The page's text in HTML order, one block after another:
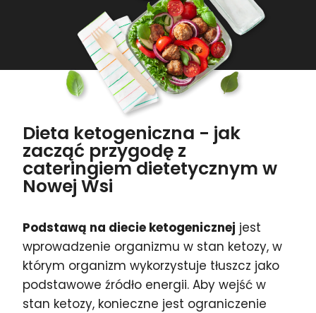
Dieta ketogeniczna - jak
zacząć przygodę z
cateringiem dietetycznym w
Nowej Wsi
Podstawą na diecie ketogenicznej jest
wprowadzenie organizmu w stan ketozy, w
którym organizm wykorzystuje tłuszcz jako
podstawowe źródło energii. Aby wejść w
stan ketozy, konieczne jest ograniczenie